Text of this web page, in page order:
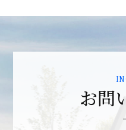
お問